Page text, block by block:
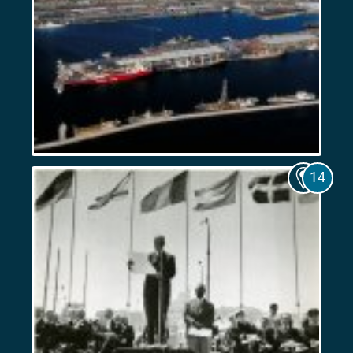
Marseille,
port
colonial